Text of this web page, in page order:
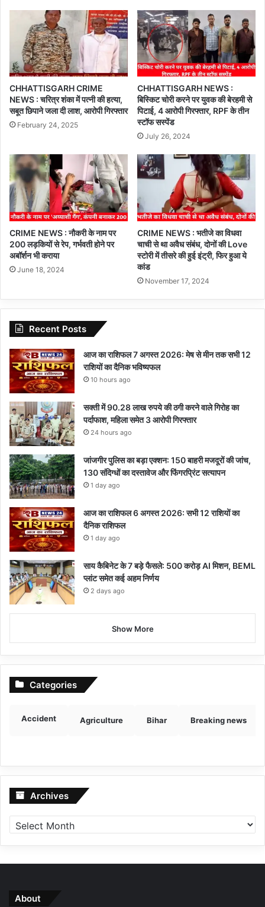
CHHATTISGARH CRIME
NEWS : चरित्र शंका में पत्नी की हत्या,
सबूत छिपाने जला दी लाश, आरोपी गिरफ्तार
February 24, 2025
CHHATTISGARH NEWS :
बिस्किट चोरी करने पर युवक की बेरहमी से
पिटाई, 4 आरोपी गिरफ्तार, RPF के तीन
स्टॉफ सस्पेंड
July 26, 2024
CRIME NEWS : नौकरी के नाम पर
200 लड़कियों से रेप, गर्भवती होने पर
अबॉर्शन भी कराया
June 18, 2024
CRIME NEWS : भतीजे का विधवा
चाची से था अवैध संबंध, दोनों की Love
स्टोरी में तीसरे की हुई इंट्री, फिर हुआ ये
कांड
November 17, 2024
Recent Posts
आज का राशिफल 7 अगस्त 2026: मेष से मीन तक सभी 12
राशियों का दैनिक भविष्यफल
10 hours ago
सक्ती में 90.28 लाख रुपये की ठगी करने वाले गिरोह का
पर्दाफाश, महिला समेत 3 आरोपी गिरफ्तार
24 hours ago
जांजगीर पुलिस का बड़ा एक्शन: 150 बाहरी मजदूरों की जांच,
130 संदिग्धों का दस्तावेज और फिंगरप्रिंट सत्यापन
1 day ago
आज का राशिफल 6 अगस्त 2026: सभी 12 राशियों का
दैनिक राशिफल
1 day ago
साय कैबिनेट के 7 बड़े फैसले: 500 करोड़ AI मिशन, BEML
प्लांट समेत कई अहम निर्णय
2 days ago
Show More
Categories
Accident Agriculture Bihar Breaking news
Archives Archives
About